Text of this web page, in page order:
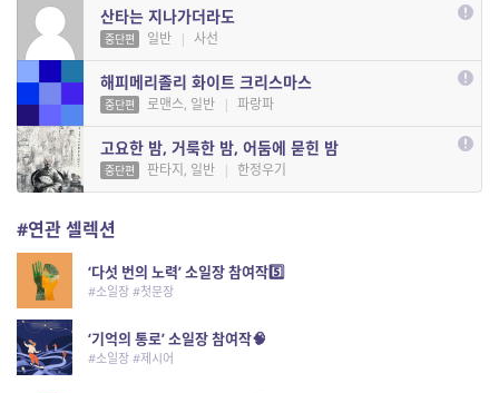
산타는 지나가더라도
중단편 일반 | 사선
해피메리졸리 화이트 크리스마스
중단편 로맨스, 일반 | 파랑파
고요한 밤, 거룩한 밤, 어둠에 묻힌 밤
중단편 판타지, 일반 | 한정우기
#연관 셀렉션
‘다섯 번의 노력’ 소일장 참여작5️⃣
#소일장 #첫문장
‘기억의 통로’ 소일장 참여작🧠
#소일장 #제시어